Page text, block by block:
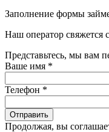
Заполнение формы
Наш оператор свяжется
Представьтесь, мы вам
Ваше имя *
Телефон *
Продолжая, вы